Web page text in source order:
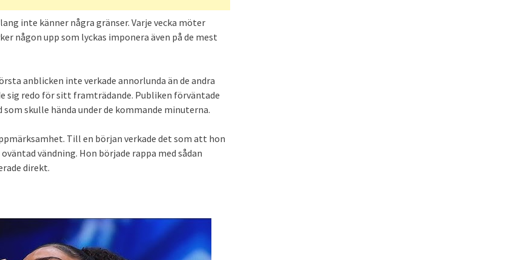
inte känner några gränser. Varje vecka möter
någon upp som lyckas imponera även på de mest
anblicken inte verkade annorlunda än de andra
sig redo för sitt framträdande. Publiken förväntade
skulle hända under de kommande minuterna.
Till en början verkade det som att hon
vändning. Hon började rappa med sådan
direkt.